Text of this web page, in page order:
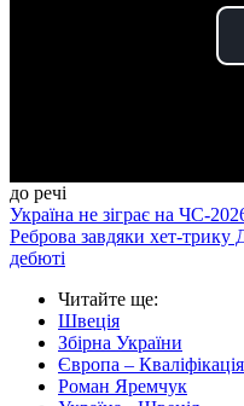
до речі
Україна не зіграє на ЧС-
Реброва завдяки хет-
дебюті
Читайте ще:
Швеція
Збірна України
Європа –
Роман Яремчук